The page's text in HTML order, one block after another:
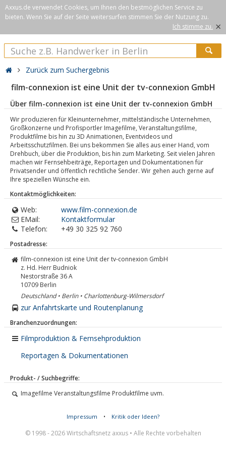
Axxus.de verwendet Cookies, um Ihnen den bestmöglichen Service zu
bieten. Wenn Sie auf der Seite weitersurfen stimmen Sie der Nutzung zu.
Ich stimme zu. ×
Zurück zum Suchergebnis
film-connexion ist eine Unit der tv-connexion GmbH
Über film-connexion ist eine Unit der tv-connexion GmbH
Wir produzieren für Kleinunternehmer, mittelständische Unternehmen,
Großkonzerne und Profisportler Imagefilme, Veranstaltungsfilme,
Produktfilme bis hin zu 3D Animationen, Eventvideos und
Arbeitsschutzfilmen. Bei uns bekommen Sie alles aus einer Hand, vom
Drehbuch, über die Produktion, bis hin zum Marketing. Seit vielen Jahren
machen wir Fernsehbeiträge, Reportagen und Dokumentationen für
Privatsender und öffentlich rechtliche Sender. Wir gehen auch gerne auf
Ihre speziellen Wünsche ein.
Kontaktmöglichkeiten:
Web:
www.film-connexion.de
EMail:
Kontaktformular
Telefon:
+49 30 325 92 760
Postadresse:
film-connexion ist eine Unit der tv-connexion GmbH
z. Hd. Herr Budniok
Nestorstraße 36 A
10709 Berlin
Deutschland • Berlin • Charlottenburg-Wilmersdorf
zur Anfahrtskarte und Routenplanung
Branchenzuordnungen:
Filmproduktion & Fernsehproduktion
Reportagen & Dokumentationen
Produkt- / Suchbegriffe:
Imagefilme Veranstaltungsfilme Produktfilme uvm.
Impressum • Kritik oder Ideen?
© 1998 - 2026 Wirtschaftsnetz axxus • Alle Rechte vorbehalten